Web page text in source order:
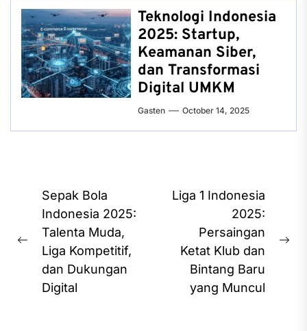
Teknologi Indonesia
2025: Startup,
Keamanan Siber,
dan Transformasi
Digital UMKM
Gasten October 14, 2025
Post
navigation
Previous
post:
Sepak Bola
Indonesia 2025:
Talenta Muda,
Liga Kompetitif,
dan Dukungan
Digital
Liga 1 Indonesia
2025:
Persaingan
Ketat Klub dan
Bintang Baru
yang Muncul